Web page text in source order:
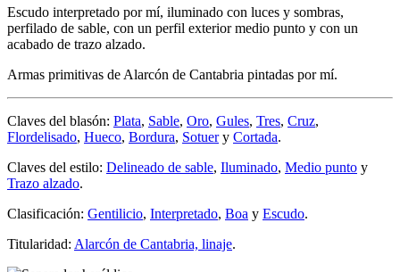
Escudo interpretado por mí, iluminado con luces y sombras,
perfilado de sable, con un perfil exterior medio punto y con un
acabado de trazo alzado.
Armas primitivas de Alarcón de Cantabria pintadas por mí.
Claves del blasón: Plata, Sable, Oro, Gules, Tres, Cruz,
Flordelisado, Hueco, Bordura, Sotuery Cortada.
Claves del estilo: Delineado de sable, Iluminado, Medio punto y
Trazo alzado.
Clasificación: Gentilicio, Interpretado, Boa y Escudo.
Titularidad: Alarcón de Cantabria, linaje.